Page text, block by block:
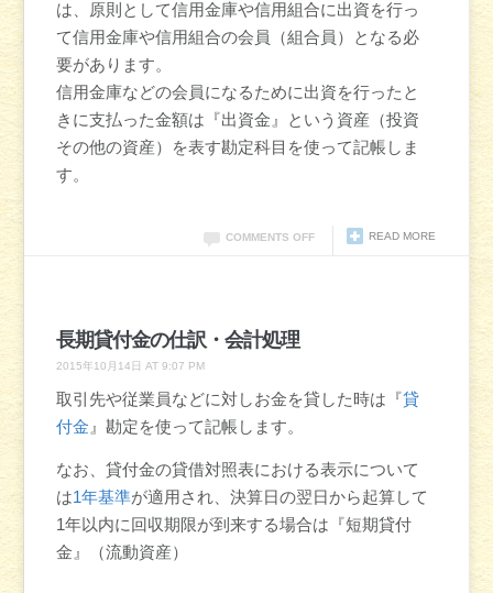
は、原則として信用金庫や信用組合に出資を行っ
て信用金庫や信用組合の会員（組合員）となる必
要があります。
信用金庫などの会員になるために出資を行ったと
きに支払った金額は『出資金』という資産（投資
その他の資産）を表す勘定科目を使って記帳しま
す。
READ MORE
COMMENTS OFF
長期貸付金の仕訳・会計処理
2015年10月14日 AT 9:07 PM
取引先や従業員などに対しお金を貸した時は『貸
付金 』勘定を使って記帳します。
なお、貸付金の貸借対照表における表示について
は1年基準が適用され、決算日の翌日から起算して
1年以内に回収期限が到来する場合は『短期貸付
金』（流動資産）